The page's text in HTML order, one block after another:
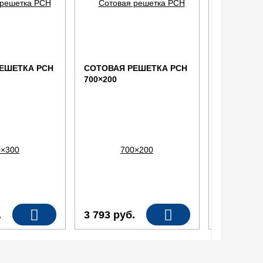
РСН
СОТОВАЯ РЕШЕТКА РСН
700×200
3 793 руб.